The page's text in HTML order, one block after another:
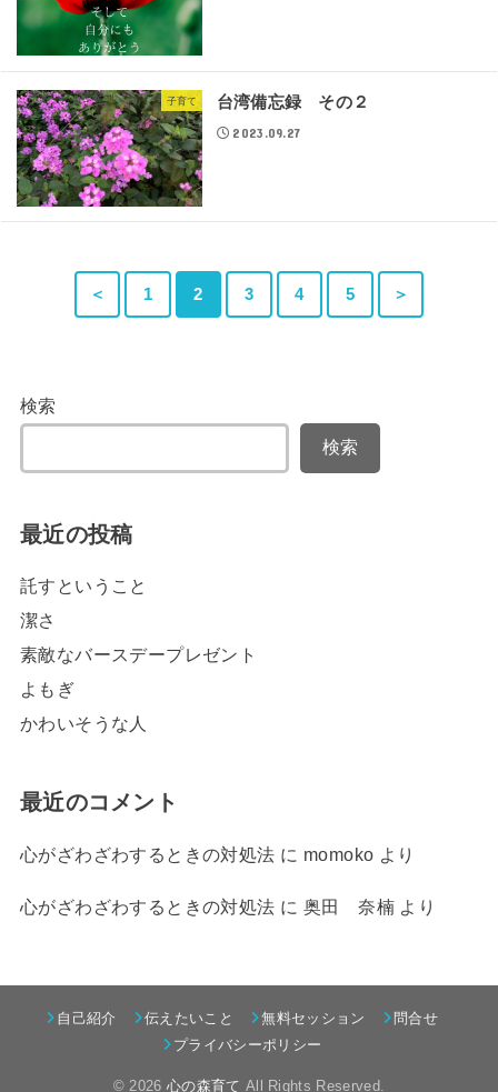
子育て 台湾備忘録 その２
2023.09.27
＜ 1 2 3 4 5 ＞
検索
検索
最近の投稿
託すということ
潔さ
素敵なバースデープレゼント
よもぎ
かわいそうな人
最近のコメント
心がざわざわするときの対処法 に momoko より
心がざわざわするときの対処法 に 奥田 奈楠 より
自己紹介 伝えたいこと 無料セッション
問合せ
プライバシーポリシー
© 2026 心の森育て All Rights Reserved.